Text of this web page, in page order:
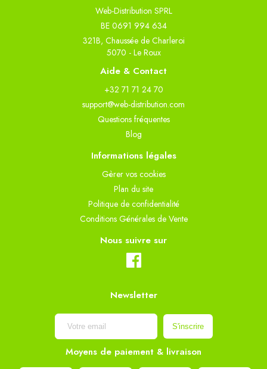
Web-Distribution SPRL
BE 0691 994 634
321B, Chaussée de Charleroi
5070 - Le Roux
Aide & Contact
+32 71 71 24 70
support@web-distribution.com
Questions fréquentes
Blog
Informations légales
Gèrer vos cookies
Plan du site
Politique de confidentialité
Conditions Générales de Vente
Nous suivre sur
Newsletter
Moyens de paiement & livraison